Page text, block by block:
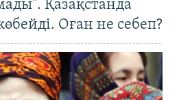
Қазақстанда
Оған не себеп?